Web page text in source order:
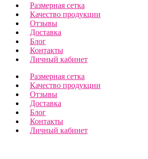
Размерная сетка
Качество продукции
Отзывы
Доставка
Блог
Контакты
Личный кабинет
Размерная сетка
Качество продукции
Отзывы
Доставка
Блог
Контакты
Личный кабинет